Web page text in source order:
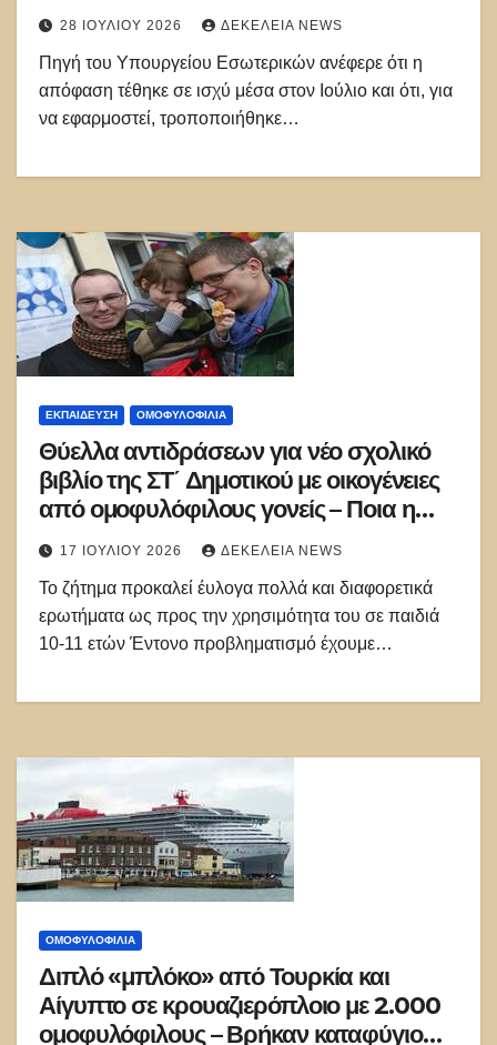
28 ΙΟΥΛΊΟΥ 2026 ΔΕΚΈΛΕΙΑ NEWS
Πηγή του Υπουργείου Εσωτερικών ανέφερε ότι η
απόφαση τέθηκε σε ισχύ μέσα στον Ιούλιο και ότι, για
να εφαρμοστεί, τροποποιήθηκε…
ΕΚΠΑΊΔΕΥΣΗ ΟΜΟΦΥΛΟΦΙΛΊΑ
Θύελλα αντιδράσεων για νέο σχολικό
βιβλίο της ΣΤ΄ Δημοτικού με οικογένειες
από ομοφυλόφιλους γονείς – Ποια η
θέση της εκκλησίας;
17 ΙΟΥΛΊΟΥ 2026 ΔΕΚΈΛΕΙΑ NEWS
Το ζήτημα προκαλεί έυλογα πολλά και διαφορετικά
ερωτήματα ως προς την χρησιμότητα του σε παιδιά
10-11 ετών Έντονο προβληματισμό έχουμε…
ΟΜΟΦΥΛΟΦΙΛΊΑ
Διπλό «μπλόκο» από Τουρκία και
Αίγυπτο σε κρουαζιερόπλοιο με 2.000
ομοφυλόφιλους – Βρήκαν καταφύγιο